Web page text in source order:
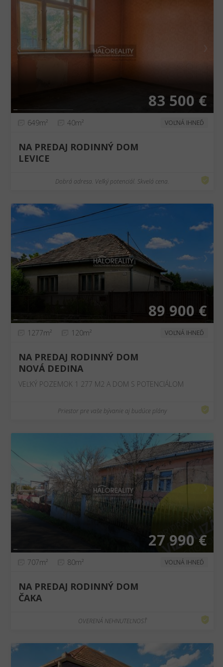
❮
83 500 €
649m² 40m² VOĽNÁ IHNEĎ
NA PREDAJ RODINNÝ DOM
LEVICE
Dobrá adresa. Veľký potenciál. Skvelá cena.
❮
89 900 €
1277m² 120m² VOĽNÁ IHNEĎ
NA PREDAJ RODINNÝ DOM
NOVÁ DEDINA
VEĽKÝ POZEMOK 1 277 M2 A DOM S POTENCIÁLOM
Priestor pre vaše bývanie aj budúce plány
❮ ❯
27 990 €
707m² 80m² VOĽNÁ IHNEĎ
NA PREDAJ RODINNÝ DOM
ČAKA
OVERENÁ NEHNUTEĽNOSŤ